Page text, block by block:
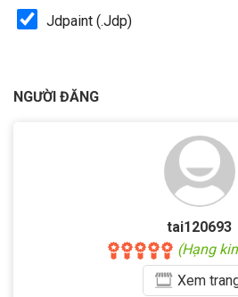
Jdpaint (.Jdp)
NGƯỜI ĐĂNG
tai120693
(Hạng
Xem